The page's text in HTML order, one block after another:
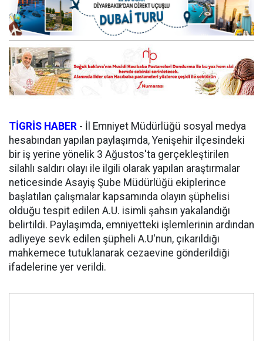
TİGRİS HABER - İl Emniyet Müdürlüğü sosyal medya
hesabından yapılan paylaşımda, Yenişehir ilçesindeki
bir iş yerine yönelik 3 Ağustos'ta gerçekleştirilen
silahlı saldırı olayı ile ilgili olarak yapılan araştırmalar
neticesinde Asayiş Şube Müdürlüğü ekiplerince
başlatılan çalışmalar kapsamında olayın şüphelisi
olduğu tespit edilen A.U. isimli şahsın yakalandığı
belirtildi. Paylaşımda, emniyetteki işlemlerinin ardından
adliyeye sevk edilen şüpheli A.U'nun, çıkarıldığı
mahkemece tutuklanarak cezaevine gönderildiği
ifadelerine yer verildi.